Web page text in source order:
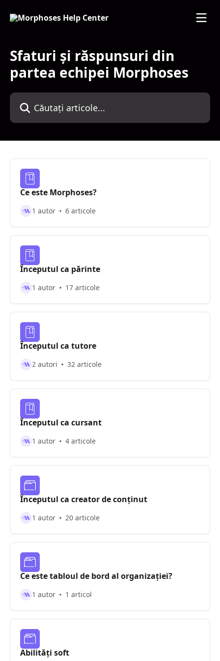
Sfaturi și răspunsuri din
partea echipei Morphoses
Căutați articole...
Ce este Morphoses?
1 autor 6 articole
Începutul ca părinte
1 autor 17 articole
Începutul ca tutore
2 autori 32 articole
Începutul ca cursant
1 autor 4 articole
Începutul ca creator de conținut
1 autor 20 articole
Ce este tabloul de bord al organizației?
1 autor 1 articol
Abilități soft